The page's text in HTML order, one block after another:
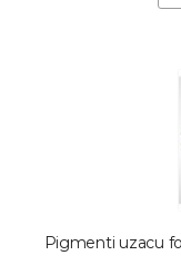
Pigmenti uzacu